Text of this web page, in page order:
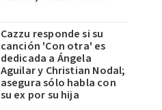
Cazzu responde si su
canción 'Con otra' es
dedicada a Ángela
Aguilar y Christian Nodal;
asegura sólo habla con
su ex por su hija